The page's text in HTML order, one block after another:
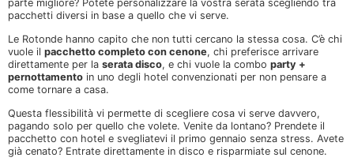
parte migliore? Potete personalizzare la vostra serata scegliendo tra
pacchetti diversi in base a quello che vi serve.
Le Rotonde hanno capito che non tutti cercano la stessa cosa. C’è chi
vuole il pacchetto completo con cenone, chi preferisce arrivare
direttamente per la serata disco, e chi vuole la combo party +
pernottamento in uno degli hotel convenzionati per non pensare a
come tornare a casa.
Questa flessibilità vi permette di scegliere cosa vi serve davvero,
pagando solo per quello che volete. Venite da lontano? Prendete il
pacchetto con hotel e svegliatevi il primo gennaio senza stress. Avete
già cenato? Entrate direttamente in disco e risparmiate sul cenone.